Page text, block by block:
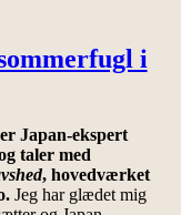
i
Japan-ekspert
taler med
, hovedværket
Jeg har glædet mig